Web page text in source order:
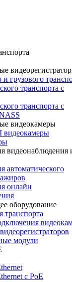
и грузового
транспорта с
транспорта с
видеокамеры
видеонаблюдения
автоматического
онлайн
оборудование
модули
c PoE